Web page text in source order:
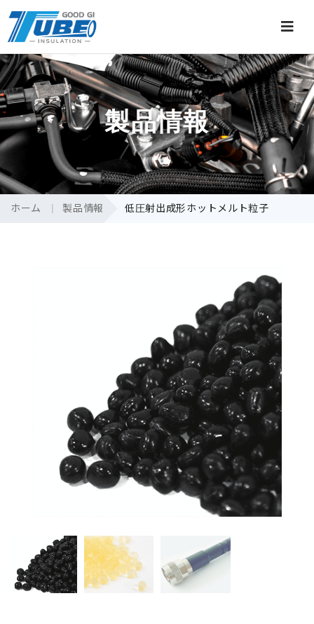
製品情報
ホーム 製品情報 低圧射出成形ホットメルト粒子